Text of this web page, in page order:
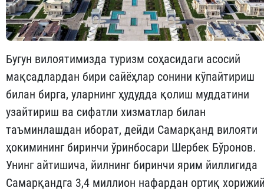
Бугун вилоятимизда туризм соҳасидаги асосий
мақсадлардан бири сайёҳлар сонини кўпайтириш
билан бирга, уларнинг ҳудудда қолиш муддатини
узайтириш ва сифатли хизматлар билан
таъминлашдан иборат, дейди Самарқанд вилояти
ҳокимининг биринчи ўринбосари Шербек Бўронов.
Унинг айтишича, йилнинг биринчи ярим йиллигида
Самарқандга 3,4 миллион нафардан ортиқ